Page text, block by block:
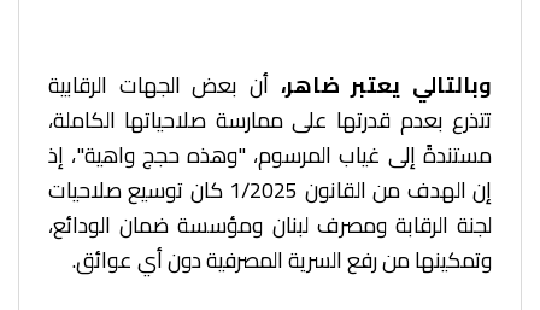
وبالتالي يعتبر ضاهر، أن بعض الجهات الرقابية
تتذرع بعدم قدرتها على ممارسة صلاحياتها الكاملة،
مستندةً إلى غياب المرسوم، "وهذه حجج واهية"، إذ
إن الهدف من القانون 1/2025 كان توسيع صلاحيات
لجنة الرقابة ومصرف لبنان ومؤسسة ضمان الودائع،
وتمكينها من رفع السرية المصرفية دون أي عوائق.